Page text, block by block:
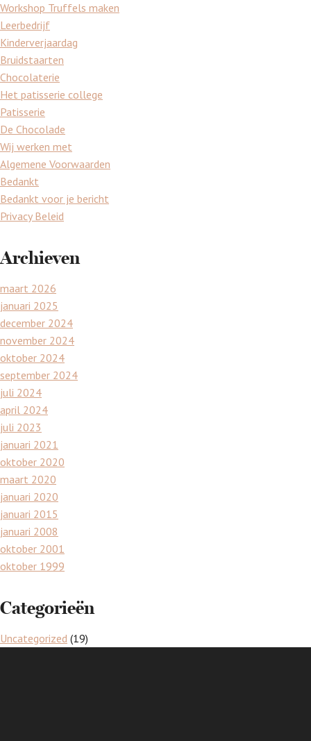
Workshop Truffels maken
Leerbedrijf
Kinderverjaardag
Bruidstaarten
Chocolaterie
Het patisserie college
Patisserie
De Chocolade
Wij werken met
Algemene Voorwaarden
Bedankt
Bedankt voor je bericht
Privacy Beleid
Archieven
maart 2026
januari 2025
december 2024
november 2024
oktober 2024
september 2024
juli 2024
april 2024
juli 2023
januari 2021
oktober 2020
maart 2020
januari 2020
januari 2015
januari 2008
oktober 2001
oktober 1999
Categorieën
Uncategorized (19)